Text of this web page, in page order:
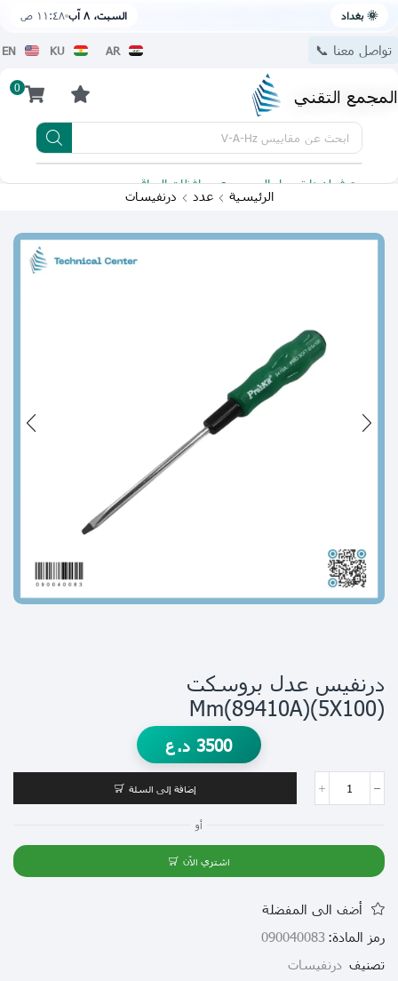
🌞 بغداد السبت، ٨ آب ١١:٤٨ ص
تواصل معنا 📞 AR
KU
EN
المجمع التقني 0
ابحث عن مقاييس V-A-Hz
يتوفر لدينا توصيل الى جميع محافظات العراق
الرئيسية عدد درنفيسات
درنفيس عدل بروسكت
(5X100)mm(89410A)
3500 د.ع
إضافة إلى السلة
أو
اشتري الآن
أضف الى المفضلة
رمز المادة: 090040083
تصنيف درنفيسات